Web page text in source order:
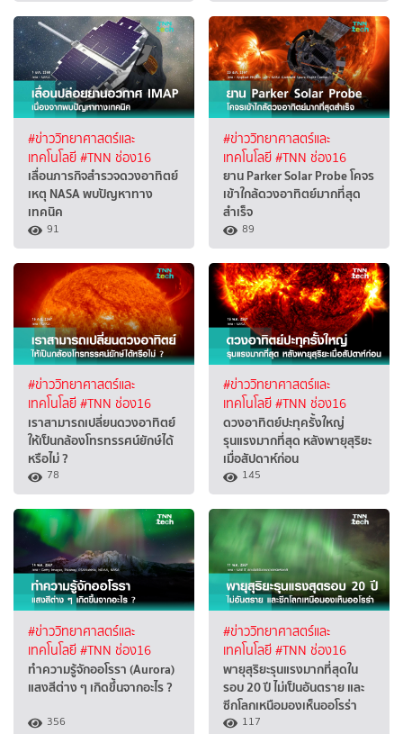
#ข่าววิทยาศาสตร์และ
เทคโนโลยี#TNN ช่อง16
เลื่อนภารกิจสำรวจดวงอาทิตย์
เหตุ NASA พบปัญหาทาง
เทคนิค
91
#ข่าววิทยาศาสตร์และ
เทคโนโลยี#TNN ช่อง16
ยาน Parker Solar Probe โคจร
เข้าใกล้ดวงอาทิตย์มากที่สุด
สำเร็จ
89
#ข่าววิทยาศาสตร์และ
เทคโนโลยี#TNN ช่อง16
เราสามารถเปลี่ยนดวงอาทิตย์
ให้เป็นกล้องโทรทรรศน์ยักษ์ได้
หรือไม่ ?
78
#ข่าววิทยาศาสตร์และ
เทคโนโลยี#TNN ช่อง16
ดวงอาทิตย์ปะทุครั้งใหญ่
รุนแรงมากที่สุด หลังพายุสุริยะ
เมื่อสัปดาห์ก่อน
145
#ข่าววิทยาศาสตร์และ
เทคโนโลยี#TNN ช่อง16
ทำความรู้จักออโรรา (Aurora)
แสงสีต่าง ๆ เกิดขึ้นจากอะไร ?
356
#ข่าววิทยาศาสตร์และ
เทคโนโลยี#TNN ช่อง16
พายุสุริยะรุนแรงมากที่สุดใน
รอบ 20 ปี ไม่เป็นอันตราย และ
ซีกโลกเหนือมองเห็นออโรร่า
117